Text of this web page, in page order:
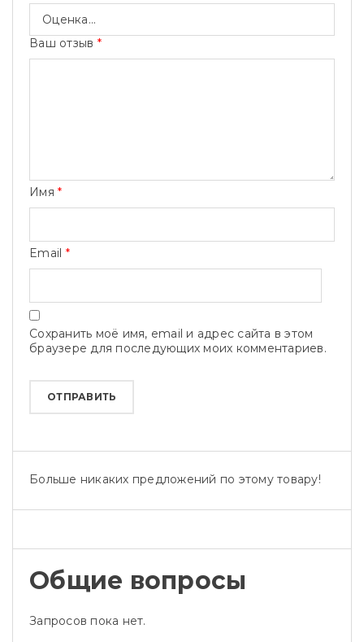
Ваш отзыв *
Имя *
Email *
Сохранить моё имя, email и адрес сайта в этом
браузере для последующих моих комментариев.
Больше никаких предложений по этому товару!
Общие вопросы
Запросов пока нет.